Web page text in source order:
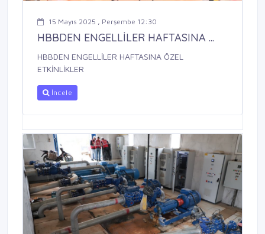
15 Mayıs 2025 , Perşembe 12:30
HBBDEN ENGELLİLER HAFTASINA ...
HBBDEN ENGELLİLER HAFTASINA ÖZEL
ETKİNLİKLER
İncele